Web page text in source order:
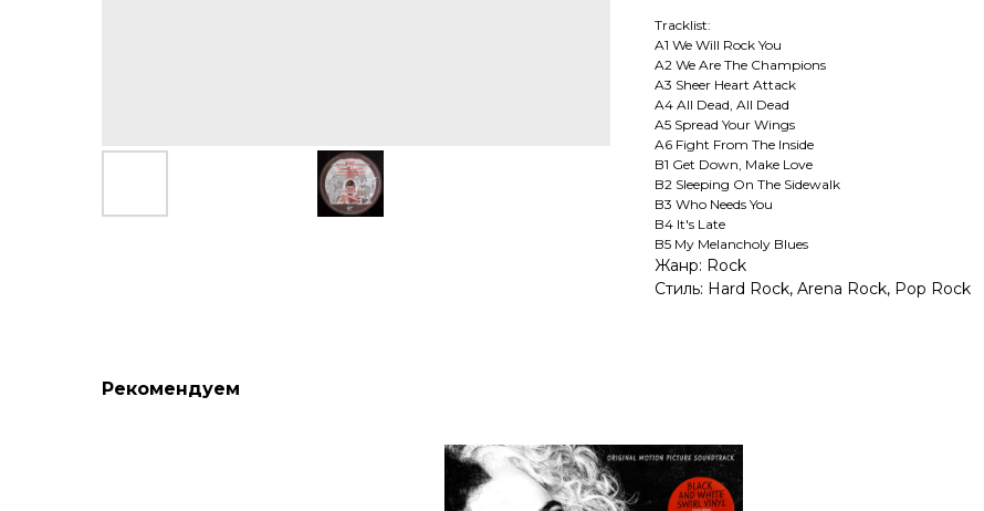
Tracklist:
A1 We Will Rock You
A2 We Are The Champions
A3 Sheer Heart Attack
A4 All Dead, All Dead
A5 Spread Your Wings
A6 Fight From The Inside
B1 Get Down, Make Love
B2 Sleeping On The Sidewalk
B3 Who Needs You
B4 It's Late
B5 My Melancholy Blues
Жанр: Rock
Стиль: Hard Rock, Arena Rock, Pop Rock
Рекомендуем